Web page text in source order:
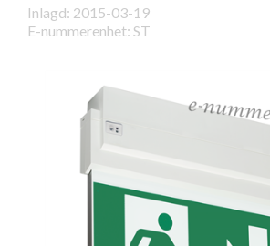
Inlagd: 2015-03-19
E-nummerenhet: ST